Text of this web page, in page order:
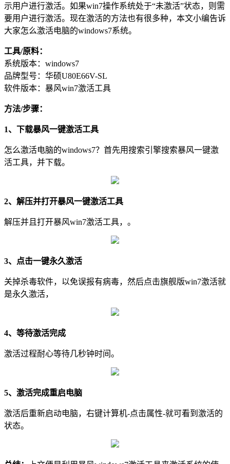
示用户进行激活。如果win7操作系统处于“未激活”状态，则需
要用户进行激活。现在激活的方法也有很多种，本文小编告诉
大家怎么激活电脑的windows7系统。
工具/原料：
系统版本：windows7
品牌型号：华硕U80E66V-SL
软件版本：暴风win7激活工具
方法/步骤：
1、下载暴风一键激活工具
怎么激活电脑的windows7？首先用搜索引擎搜索暴风一键激
活工具，并下载。
2、解压并打开暴风一键激活工具
解压并且打开暴风win7激活工具，。
3、点击一键永久激活
关掉杀毒软件，以免误报有病毒，然后点击旗舰版win7激活就
是永久激活，
4、等待激活完成
激活过程耐心等待几秒钟时间。
5、激活完成重启电脑
激活后重新启动电脑，右键计算机-点击属性-就可看到激活的
状态。